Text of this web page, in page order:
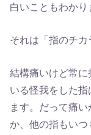
白いこともわかり
それは「指のチカ
結構痛いけど常
いる怪我をした
ます。だって痛
か、他の指もい